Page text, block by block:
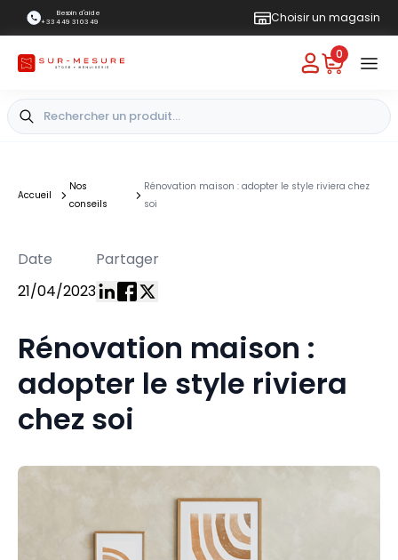
Besoin d'aide
+33 4 49 31 03 49
Choisir un magasin
0
Accueil
Nos
conseils
Rénovation maison : adopter le style riviera chez
soi
Date
21/04/2023
Partager
Rénovation maison :
adopter le style riviera
chez soi